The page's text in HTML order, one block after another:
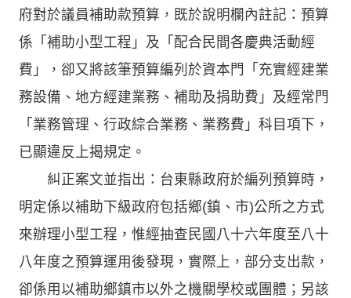
府對於議員補助款預算，既於說明欄內註記：預算
係「補助小型工程」及「配合民間各慶典活動經
費」，卻又將該筆預算編列於資本門「充實經建業
務設備、地方經建業務、補助及捐助費」及經常門
「業務管理、行政綜合業務、業務費」科目項下，
已顯違反上揭規定。
糾正案文並指出：台東縣政府於編列預算時，
明定係以補助下級政府包括鄉(鎮、市)公所之方式
來辦理小型工程，惟經抽查民國八十六年度至八十
八年度之預算運用後發現，實際上，部分支出款，
卻係用以補助鄉鎮市以外之機關學校或團體；另該